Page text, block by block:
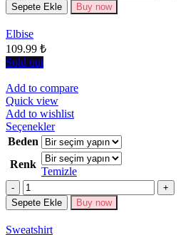
Seçenekler
Sepete Ekle Buy now
Elbise
109.99 ₺
Sold out
Add to compare
Quick view
Add to wishlist
SeçeneklerBu
ürünün
birden
fazla
varyasyonu
Seçenekler
Beden
Renk
Temizle
Miktar
Sepete Ekle Buy now
Sweatshirt